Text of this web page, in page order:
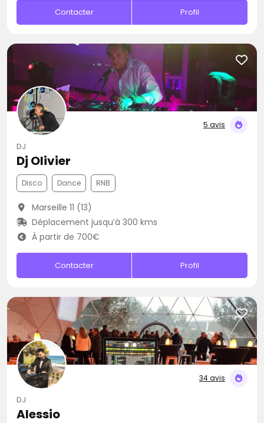
Contacter Profil
5 avis
DJ
Dj Olivier
Disco Dance RNB
Marseille 11 (13)
Déplacement jusqu’à 300 kms
À partir de 700€
Contacter Profil
34 avis
DJ
Alessio